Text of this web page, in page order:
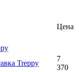
Цена
Treppy
7
370